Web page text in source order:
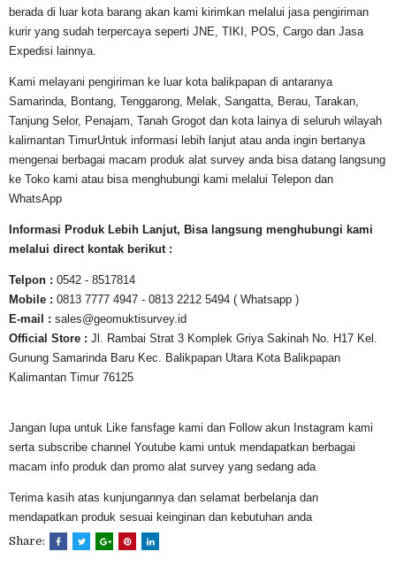
berada di luar kota barang akan kami kirimkan melalui jasa pengiriman
kurir yang sudah terpercaya seperti JNE, TIKI, POS, Cargo dan Jasa
Expedisi lainnya.
Kami melayani pengiriman ke luar kota balikpapan di antaranya
Samarinda, Bontang, Tenggarong, Melak, Sangatta, Berau, Tarakan,
Tanjung Selor, Penajam, Tanah Grogot dan kota lainya di seluruh wilayah
kalimantan TimurUntuk informasi lebih lanjut atau anda ingin bertanya
mengenai berbagai macam produk alat survey anda bisa datang langsung
ke Toko kami atau bisa menghubungi kami melalui Telepon dan
WhatsApp
Informasi Produk Lebih Lanjut, Bisa langsung menghubungi kami
melalui direct kontak berikut :
Telpon : 0542 - 8517814
Mobile : 0813 7777 4947 - 0813 2212 5494 ( Whatsapp )
E-mail : sales@geomuktisurvey.id
Official Store : Jl. Rambai Strat 3 Komplek Griya Sakinah No. H17 Kel.
Gunung Samarinda Baru Kec. Balikpapan Utara Kota Balikpapan
Kalimantan Timur 76125
Jangan lupa untuk Like fansfage kami dan Follow akun Instagram kami
serta subscribe channel Youtube kami untuk mendapatkan berbagai
macam info produk dan promo alat survey yang sedang ada
Terima kasih atas kunjungannya dan selamat berbelanja dan
mendapatkan produk sesuai keinginan dan kebutuhan anda
Share: